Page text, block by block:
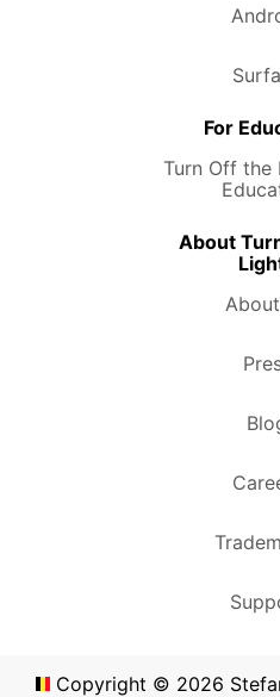
For
Turn Off the
About
Copyright © 2026